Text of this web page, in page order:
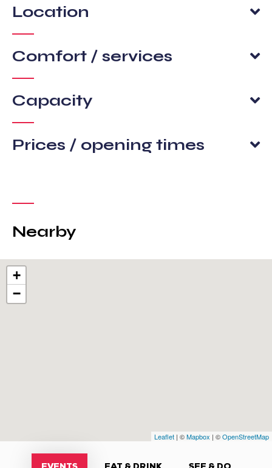
Location
Comfort / services
Capacity
Prices / opening times
Nearby
+
−
Leaflet | ©Mapbox | ©OpenStreetMap